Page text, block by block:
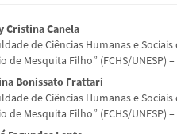
Cristina Canela
de Ciências Humanas e
de Mesquita Filho” (FCHS/UNESP)
Bonissato Frattari
de Ciências Humanas e
de Mesquita Filho” (FCHS/UNESP)